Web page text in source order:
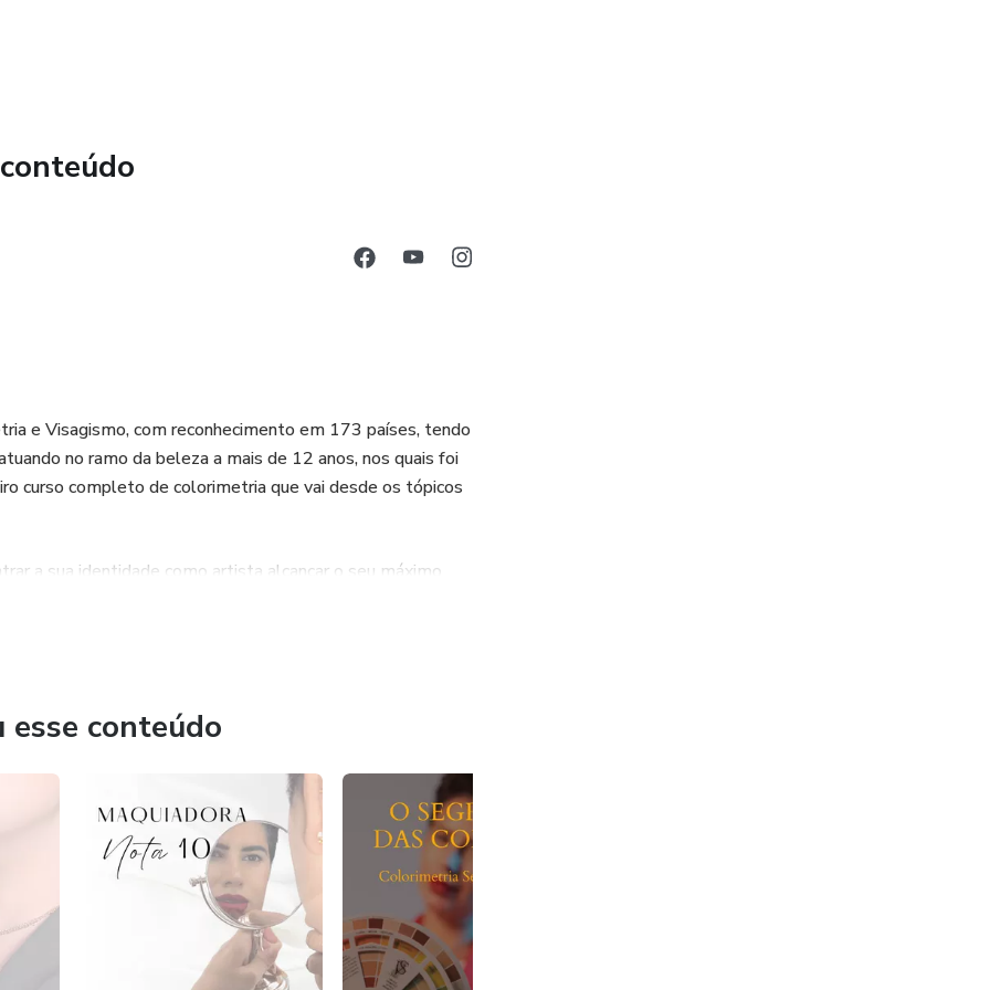
e Visagismo, com reconhecimento em 173 países, tendo
no ramo da beleza a mais de 12 anos, nos quais foi
curso completo de colorimetria que vai desde os tópicos
a sua identidade como artista alcançar o seu máximo
e análise de coloração pessoal.
conteúdo